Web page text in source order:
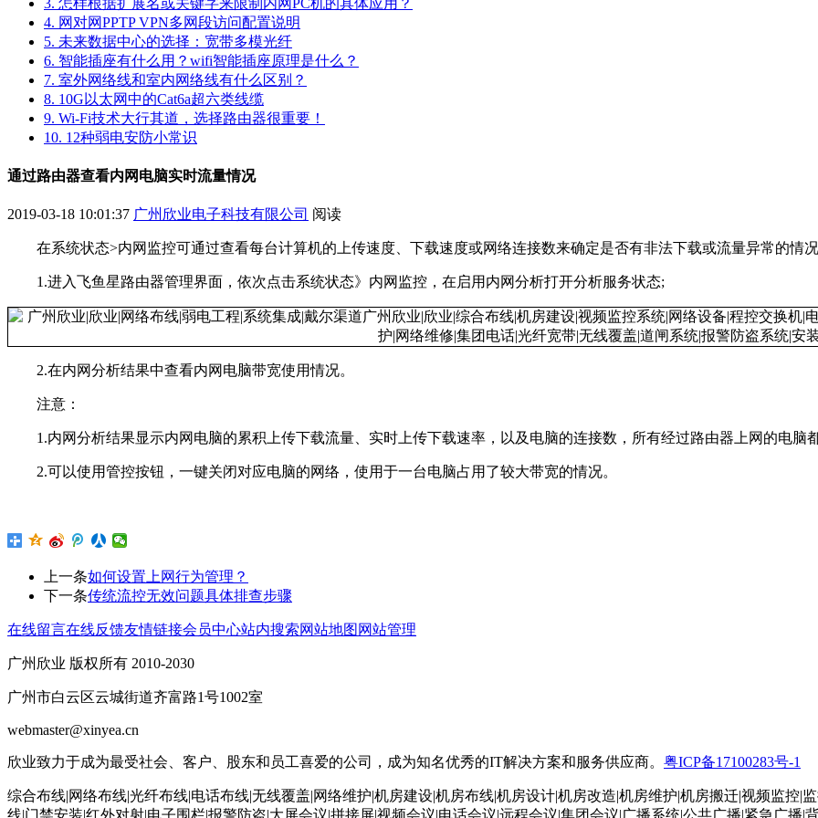
3. 怎样根据扩展名或关键字来限制内网PC机的具体应用？
4. 网对网PPTP VPN多网段访问配置说明
5. 未来数据中心的选择：宽带多模光纤
6. 智能插座有什么用？wifi智能插座原理是什么？
7. 室外网络线和室内网络线有什么区别？
8. 10G以太网中的Cat6a超六类线缆
9. Wi-Fi技术大行其道，选择路由器很重要！
10. 12种弱电安防小常识
通过路由器查看内网电脑实时流量情况
2019-03-18 10:01:37 广州欣业电子科技有限公司 阅读
在系统状态>内网监控可通过查看每台计算机的上传速度、下载速度或网络连接数来确定是否有非法下载或流量异常的情
1.进入飞鱼星路由器管理界面，依次点击系统状态》内网监控，在启用内网分析打开分析服务状态;
2.在内网分析结果中查看内网电脑带宽使用情况。
注意：
1.内网分析结果显示内网电脑的累积上传下载流量、实时上传下载速率，以及电脑的连接数，所有经过路由器上网的电脑
2.可以使用管控按钮，一键关闭对应电脑的网络，使用于一台电脑占用了较大带宽的情况。
上一条如何设置上网行为管理？
下一条传统流控无效问题具体排查步骤
在线留言在线反馈友情链接会员中心站内搜索网站地图 网站管理
广州欣业 版权所有 2010-2030
广州市白云区云城街道齐富路1号1002室
webmaster@xinyea.cn
欣业致力于成为最受社会、客户、股东和员工喜爱的公司，成为知名优秀的IT解决方案和服务供应商。 粤ICP备17100283号-1
综合布线|网络布线|光纤布线|电话布线|无线覆盖|网络维护|机房建设|机房布线|机房设计|机房改造|机房维护|机房搬迁|视频监控|